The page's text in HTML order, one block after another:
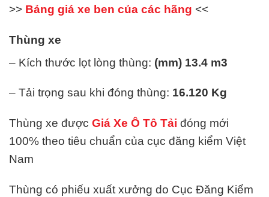
>> Bảng giá xe ben của các hãng <<
Thùng xe
– Kích thước lọt lòng thùng: (mm) 13.4 m3
– Tải trọng sau khi đóng thùng: 16.120 Kg
Thùng xe được Giá Xe Ô Tô Tải đóng mới
100% theo tiêu chuẩn của cục đăng kiểm Việt
Nam
Thùng có phiếu xuất xưởng do Cục Đăng Kiểm